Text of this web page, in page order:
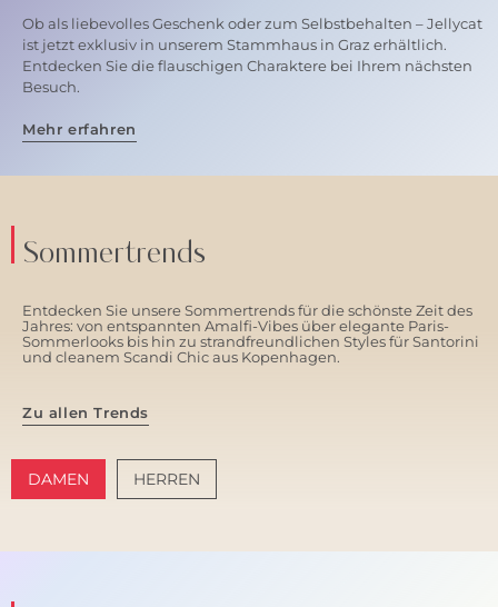
Ob als liebevolles Geschenk oder zum Selbstbehalten – Jellycat
ist jetzt exklusiv in unserem Stammhaus in Graz erhältlich.
Entdecken Sie die flauschigen Charaktere bei Ihrem nächsten
Besuch.
Mehr erfahren
Sommertrends
Entdecken Sie unsere Sommertrends für die schönste Zeit des
Jahres: von entspannten Amalfi-Vibes über elegante Paris-
Sommerlooks bis hin zu strandfreundlichen Styles für Santorini
und cleanem Scandi Chic aus Kopenhagen.
Zu allen Trends
DAMEN HERREN